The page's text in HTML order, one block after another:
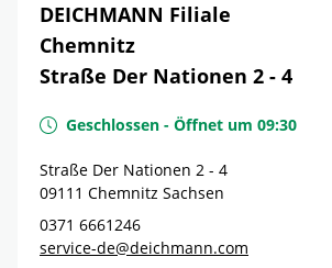
DEICHMANN Filiale
Chemnitz
Straße Der Nationen 2 - 4
Geschlossen - Öffnet um 09:30
Straße Der Nationen 2 - 4
09111 Chemnitz Sachsen
0371 6661246
service-de@deichmann.com